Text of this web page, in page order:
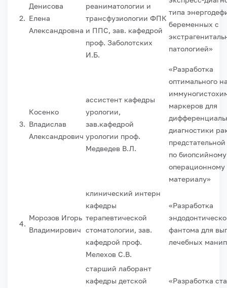
2.
Денисова
Елена
Александровна
реаниматологии и
трансфузиологии ФПК
и ППС, зав. кафедрой
проф. Заболотских
И.Б.
типа
беременных с
патологией»
3.
Косенко
Владислав
Александрович
ассистент кафедры
урологии,
зав.кафедрой
урологии проф.
Медведев В.Л.
«Разработка
оптимального
маркеров для
диагностики
по
операционному
материалу»
4.
Морозов Игорь
Владимирович
клинический интерн
кафедры
терапевтической
стоматологии, зав.
кафедрой проф.
Мелехов С.В.
«Разработка
фантома для
лечебных
старший лаборант
кафедры детской
«Разработка